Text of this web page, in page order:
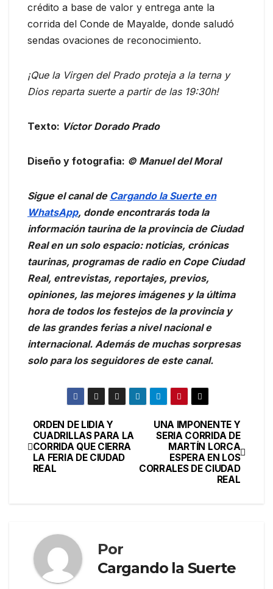
crédito a base de valor y entrega ante la
corrida del Conde de Mayalde, donde saludó
sendas ovaciones de reconocimiento.
¡Que la Virgen del Prado proteja a la terna y
Dios reparta suerte a partir de las 19:30h!
Texto: Víctor Dorado Prado
Diseño y fotografia: © Manuel del Moral
Sigue el canal de Cargando la Suerte en
WhatsApp, donde encontrarás toda la
información taurina de la provincia de Ciudad
Real en un solo espacio: noticias, crónicas
taurinas, programas de radio en Cope Ciudad
Real, entrevistas, reportajes, previos,
opiniones, las mejores imágenes y la última
hora de todos los festejos de la provincia y
de las grandes ferias a nivel nacional e
internacional. Además de muchas sorpresas
solo para los seguidores de este canal.
UNA IMPONENTE Y
SERIA CORRIDA DE
MARTÍN LORCA
ESPERA EN LOS
CORRALES DE CIUDAD
REAL
ORDEN DE LIDIA Y
CUADRILLAS PARA LA
CORRIDA QUE CIERRA
LA FERIA DE CIUDAD
REAL
Por
Cargando la Suerte